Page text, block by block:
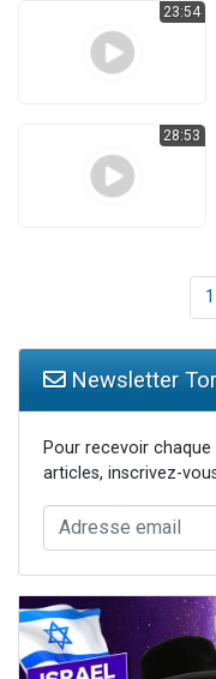
23:54
28:53
1
Newsletter
Pour recevoir
articles, inscrivez-